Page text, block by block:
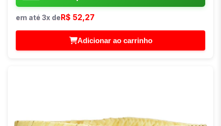
em até 3x de R$ 52,27
Adicionar ao carrinho